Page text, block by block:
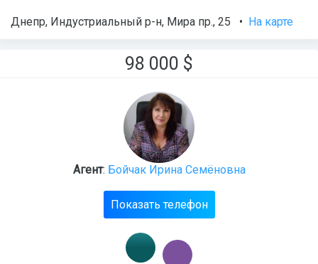
Днепр, Индустриальный р-н, Мира пр., 25 • На карте
98 000 $
Агент: Бойчак Ирина Семёновна
Показать телефон